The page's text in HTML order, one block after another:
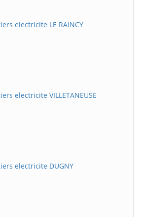
electricite LE RAINCY
electricite VILLETANEUSE
electricite DUGNY